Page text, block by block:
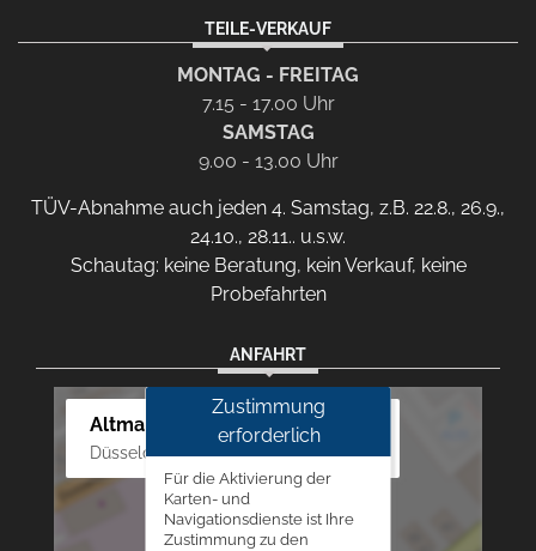
TEILE-VERKAUF
MONTAG - FREITAG
7.15 - 17.00 Uhr
SAMSTAG
9.00 - 13.00 Uhr
TÜV-Abnahme auch jeden 4. Samstag, z.B. 22.8., 26.9.,
24.10., 28.11.. u.s.w.
Schautag: keine Beratung, kein Verkauf, keine
Probefahrten
ANFAHRT
Altmann Autoland
Düsseldorfer Str. 69 - 79, 42781 Haan
Zustimmung
erforderlich
Für die Aktivierung der
Karten- und
Navigationsdienste ist Ihre
Zustimmung zu den